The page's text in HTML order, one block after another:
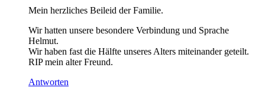
Mein herzliches Beileid der Familie.
Wir hatten unsere besondere Verbindung und Sprache
Helmut.
Wir haben fast die Hälfte unseres Alters miteinander geteilt.
RIP mein alter Freund.
Antworten